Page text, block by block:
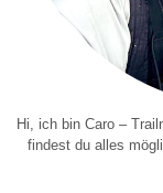
Hi, ich bin Caro –
findest du alles